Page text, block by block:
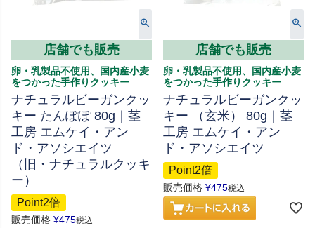
店舗でも販売
卵・乳製品不使用、国内産小麦
をつかった手作りクッキー
ナチュラルビーガンクッ
キー たんぽぽ 80g｜茎
工房 エムケイ・アン
ド・アソシエイツ
（旧・ナチュラルクッキ
ー）
Point2倍
販売価格 ¥475税込
店舗でも販売
卵・乳製品不使用、国内産小麦
をつかった手作りクッキー
ナチュラルビーガンクッ
キー （玄米） 80g｜茎
工房 エムケイ・アン
ド・アソシエイツ
Point2倍
販売価格 ¥475税込